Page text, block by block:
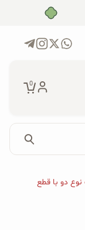
0
نوع دو با قطع